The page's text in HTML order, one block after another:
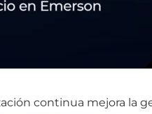
continua mejora la